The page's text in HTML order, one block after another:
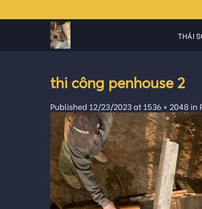
to
THÁI
thi công penhouse 2
Published 12/23/2023at 1536 × 2048 in